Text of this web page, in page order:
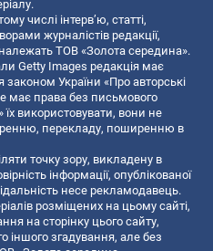
числі інтерв’ю, статті,
журналістів редакції,
ТОВ «Золота середина».
Getty Images редакція має
України «Про авторські
має права без письмового
використовувати, вони не
перекладу, поширенню в
точку зору, викладену в
інформації, опублікованої
несе рекламодавець.
розміщених на цьому сайті,
на сторінку цього сайту,
іншого згадування, але без